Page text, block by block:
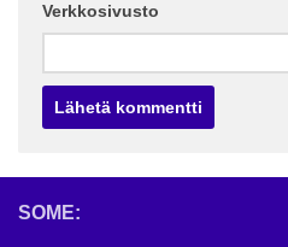
Verkkosivusto
SOME: